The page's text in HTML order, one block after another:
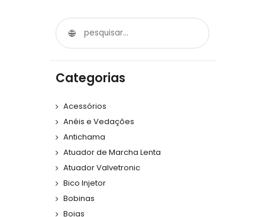
Categorias
Acessórios
Anéis e Vedações
Antichama
Atuador de Marcha Lenta
Atuador Valvetronic
Bico Injetor
Bobinas
Boias